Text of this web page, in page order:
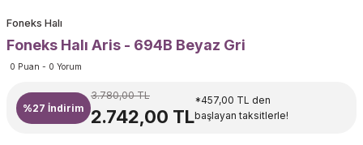
Foneks Halı
Foneks Halı Aris - 694B Beyaz Gri
0 Puan - 0 Yorum
%27 İndirim
3.780,00 TL
2.742,00 TL
*457,00 TL den
başlayan taksitlerle!